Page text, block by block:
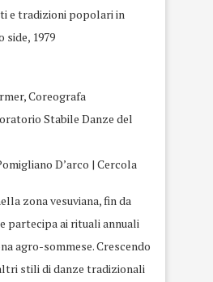
e tradizioni popolari in
side, 1979
Coreografa
Stabile Danze del
D’arco | Cercola
zona vesuviana, fin da
partecipa ai rituali annuali
agro-sommese. Crescendo
stili di danze tradizionali